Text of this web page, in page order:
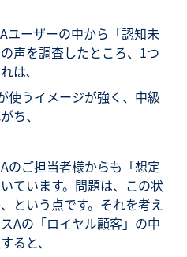
ユーザーの中から「認知未
声を調査したところ、1つ
は､
使うイメージが強く、中級
ち、
のご担当者様からも「想定
ています。問題は、この状
という点です。それを考え
Aの「ロイヤル顧客」の中
ると、